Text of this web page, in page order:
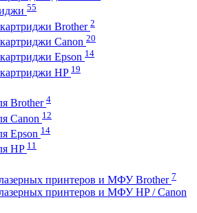
55
Brother 2
Canon 20
Epson 14
HP 19
Brother 4
Canon 12
Epson 14
HP 11
принтеров и МФУ Brother 7
принтеров и МФУ HP / Canon